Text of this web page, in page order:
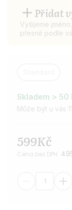
Skladem > 50
Může být u vás
599Kč
Cena bez DPH:
Přidat
Vyšijeme
přesně podle